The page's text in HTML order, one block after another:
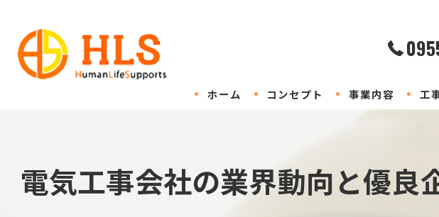
ホーム コンセプト 事業内容 工
電気工事会社の業界動向と優良